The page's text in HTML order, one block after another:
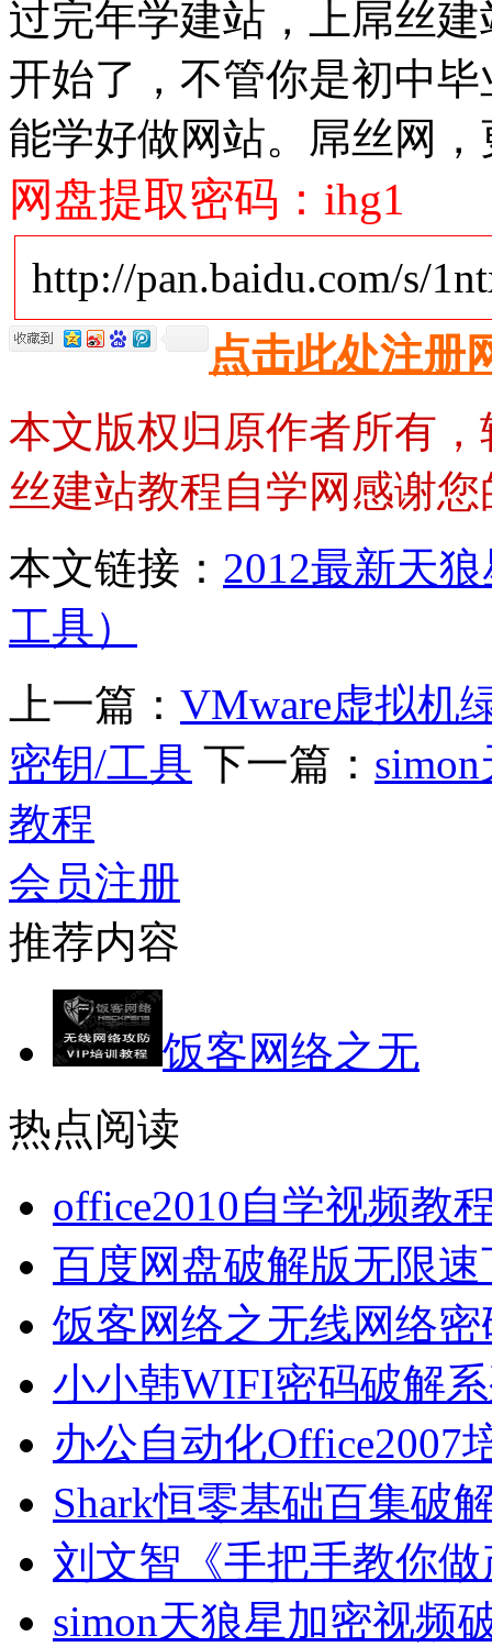
过完年学建站，上屌丝
开始了，不管你是初中
能学好做网站。屌丝网
网盘提取密码：ihg1
http://pan.baidu.com/s/
点击此处注册
本文版权归原作者所有
丝建站教程自学网感谢
本文链接： 2012最新天
工具）
上一篇： VMware虚拟机
密钥/工具 下一篇：
教程
会员注册
推荐内容
饭客网络之无
热点阅读
office2010自学视频教
百度网盘破解版无限
饭客网络之无线网络
小小韩WIFI密码破解
办公自动化Office2007
Shark恒零基础百集破
刘文智《手把手教你
simon天狼星加密视频